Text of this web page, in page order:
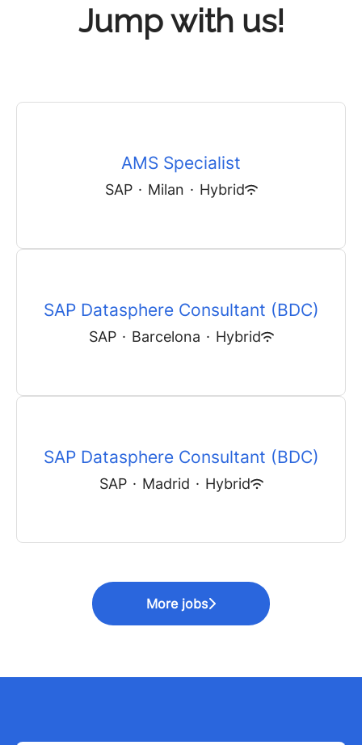
Jump with us!
AMS Specialist
SAP · Milan · Hybrid
SAP Datasphere Consultant (BDC)
SAP · Barcelona · Hybrid
SAP Datasphere Consultant (BDC)
SAP · Madrid · Hybrid
More jobs